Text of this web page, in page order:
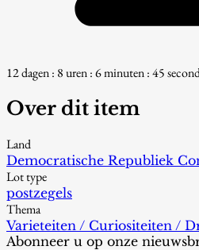
12 dagen : 8 uren : 6 minuten : 44
Over dit item
Land
Democratische Republiek
Lot type
postzegels
Thema
Varieteiten / Curiositeiten /
Abonneer u op onze